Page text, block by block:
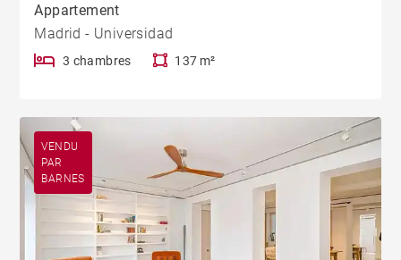
Appartement
Madrid - Universidad
3 chambres 137 m²
VENDU
PAR
BARNES